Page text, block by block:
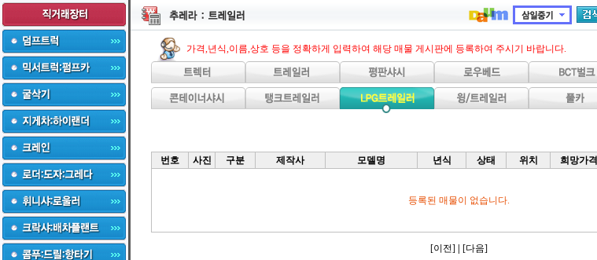
가격,년식,이름,상호 등을 정확하게 입력하여 해당 매물 게시판에 등록하여 주시기 바랍니다.
번호 사진 구분 제작사 모델명 년식 상태 위치 희망가격
등록된 매물이 없습니다.
[이전] [다음]